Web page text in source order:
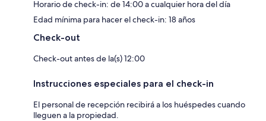
Horario de check-in: de 14:00 a cualquier hora del día
Edad mínima para hacer el check-in: 18 años
Check-out
Check-out antes de la(s) 12:00
Instrucciones especiales para el check-in
El personal de recepción recibirá a los huéspedes cuando
lleguen a la propiedad.